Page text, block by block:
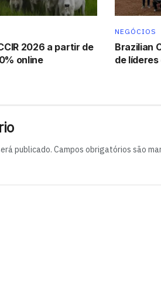
2026 a partir de
online
NEGÓCIOS
Brazilian
de
publicado. Campos obrigatórios são